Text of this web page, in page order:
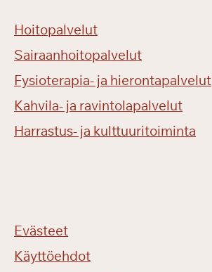
Hoitopalvelut
Sairaanhoitopalvelut
Fysioterapia- ja hierontapalvelut
Kahvila- ja ravintolapalvelut
Harrastus- ja kulttuuritoiminta
Evästeet
Käyttöehdot